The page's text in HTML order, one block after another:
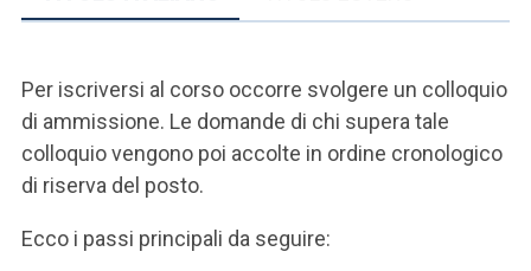
Per iscriversi al corso occorre svolgere un colloquio
di ammissione. Le domande di chi supera tale
colloquio vengono poi accolte in ordine cronologico
di riserva del posto.
Ecco i passi principali da seguire: